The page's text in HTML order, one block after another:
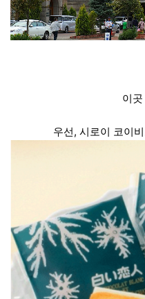
이
우선, 시로이 코이